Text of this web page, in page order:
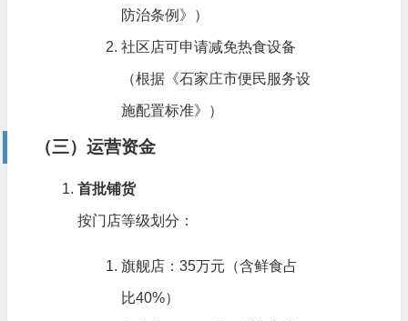
防治条例》）
社区店可申请减免热食设备
（根据《石家庄市便民服务设
施配置标准》）
（三）运营资金
首批铺货
按门店等级划分：
旗舰店：35万元（含鲜食占
比40%）